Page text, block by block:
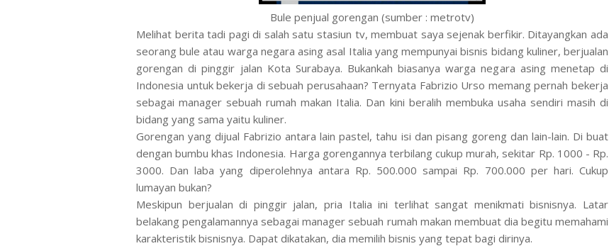
Bule penjual gorengan (sumber : metrotv)
Melihat berita tadi pagi di salah satu stasiun tv, membuat saya sejenak berfikir. Ditayangkan ada
seorang bule atau warga negara asing asal Italia yang mempunyai bisnis bidang kuliner, berjualan
gorengan di pinggir jalan Kota Surabaya. Bukankah biasanya warga negara asing menetap di
Indonesia untuk bekerja di sebuah perusahaan? Ternyata Fabrizio Urso memang pernah bekerja
sebagai manager sebuah rumah makan Italia. Dan kini beralih membuka usaha sendiri masih di
bidang yang sama yaitu kuliner.
Gorengan yang dijual Fabrizio antara lain pastel, tahu isi dan pisang goreng dan lain-lain. Di buat
dengan bumbu khas Indonesia. Harga gorengannya terbilang cukup murah, sekitar Rp. 1000 - Rp.
3000. Dan laba yang diperolehnya antara Rp. 500.000 sampai Rp. 700.000 per hari. Cukup
lumayan bukan?
Meskipun berjualan di pinggir jalan, pria Italia ini terlihat sangat menikmati bisnisnya. Latar
belakang pengalamannya sebagai manager sebuah rumah makan membuat dia begitu memahami
karakteristik bisnisnya. Dapat dikatakan, dia memilih bisnis yang tepat bagi dirinya.